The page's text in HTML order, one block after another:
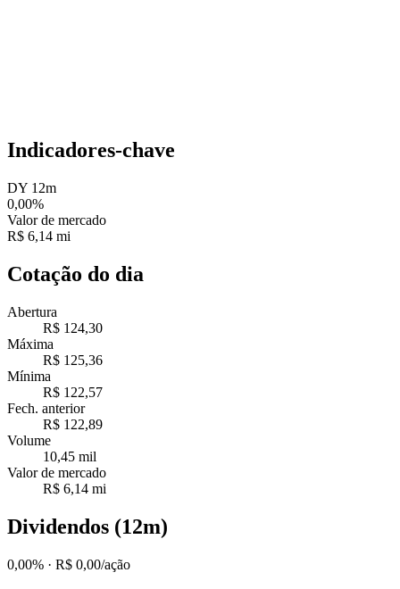
Indicadores-chave
DY 12m
0,00%
Valor de mercado
R$ 6,14 mi
Cotação do dia
Abertura
R$ 124,30
Máxima
R$ 125,36
Mínima
R$ 122,57
Fech. anterior
R$ 122,89
Volume
10,45 mil
Valor de mercado
R$ 6,14 mi
Dividendos (12m)
0,00% · R$ 0,00/ação